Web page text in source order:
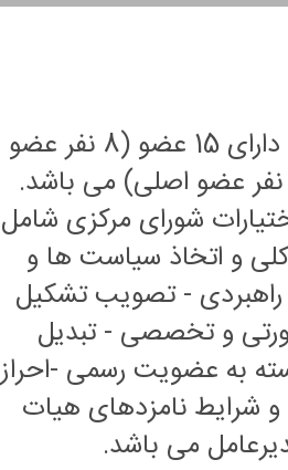
شورای مرکزی شبکه دارای 15 عضو (8 نفر عضو
شورای مرکزی شامل
و اتخاذ سیاست ها و
راهبردی - تصویب تشکیل
و تخصصی - تبدیل
به عضویت رسمی -احراز
و شرایط نامزدهای هیات
می باشد.